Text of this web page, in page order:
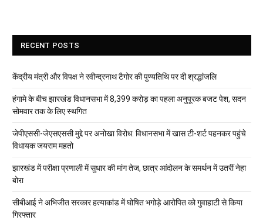
RECENT POSTS
केंद्रीय मंत्री और विपक्ष ने रवीन्द्रनाथ टैगोर की पुण्यतिथि पर दी श्रद्धांजलि
हंगामे के बीच झारखंड विधानसभा में 8,399 करोड़ का पहला अनुपूरक बजट पेश, सदन
सोमवार तक के लिए स्थगित
जेपीएससी-जेएसएससी मुद्दे पर अनोखा विरोध: विधानसभा में खास टी-शर्ट पहनकर पहुंचे
विधायक जयराम महतो
झारखंड में परीक्षा प्रणाली में सुधार की मांग तेज, छात्र आंदोलन के समर्थन में उतरीं नेहा
बोरा
सीबीआई ने अभिजीत सरकार हत्याकांड में घोषित भगोड़े आरोपित को गुवाहाटी से किया
गिरफ्तार